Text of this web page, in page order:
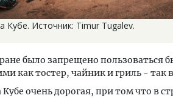
Кубе. Источник: Timur Tugalev.
было запрещено пользоваться
как тостер, чайник и гриль - так
Кубе очень дорогая, при том что в